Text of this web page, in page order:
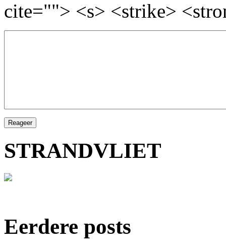
cite=""> <s> <strike>
STRANDVLIET
Eerdere posts